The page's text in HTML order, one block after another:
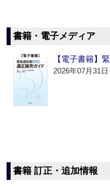
書籍・電子メディア
【電子書籍】
2026年07月31日
書籍 訂正・追加情報